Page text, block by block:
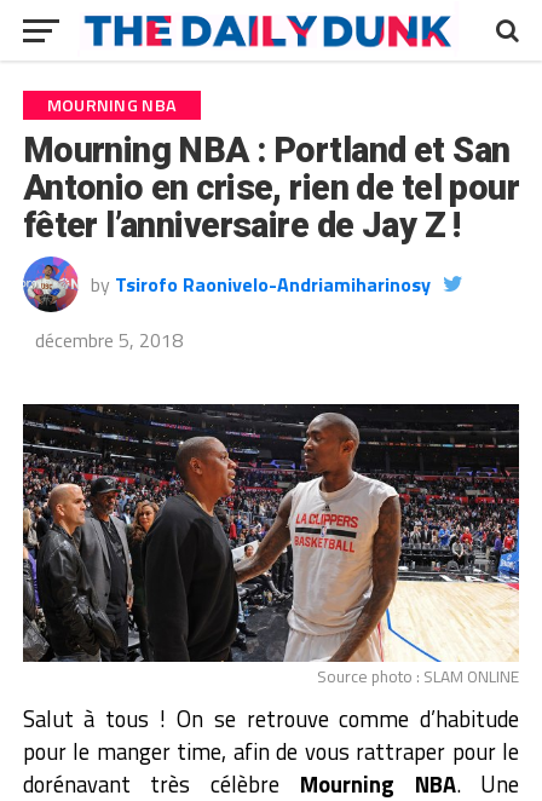
MOURNING NBA
Mourning NBA : Portland et San
Antonio en crise, rien de tel pour
fêter l’anniversaire de Jay Z !
by Tsirofo Raonivelo-Andriamiharinosy
décembre 5, 2018
Source photo : SLAM ONLINE
Salut à tous ! On se retrouve comme d’habitude
pour le manger time, afin de vous rattraper pour le
dorénavant très célèbre Mourning NBA. Une